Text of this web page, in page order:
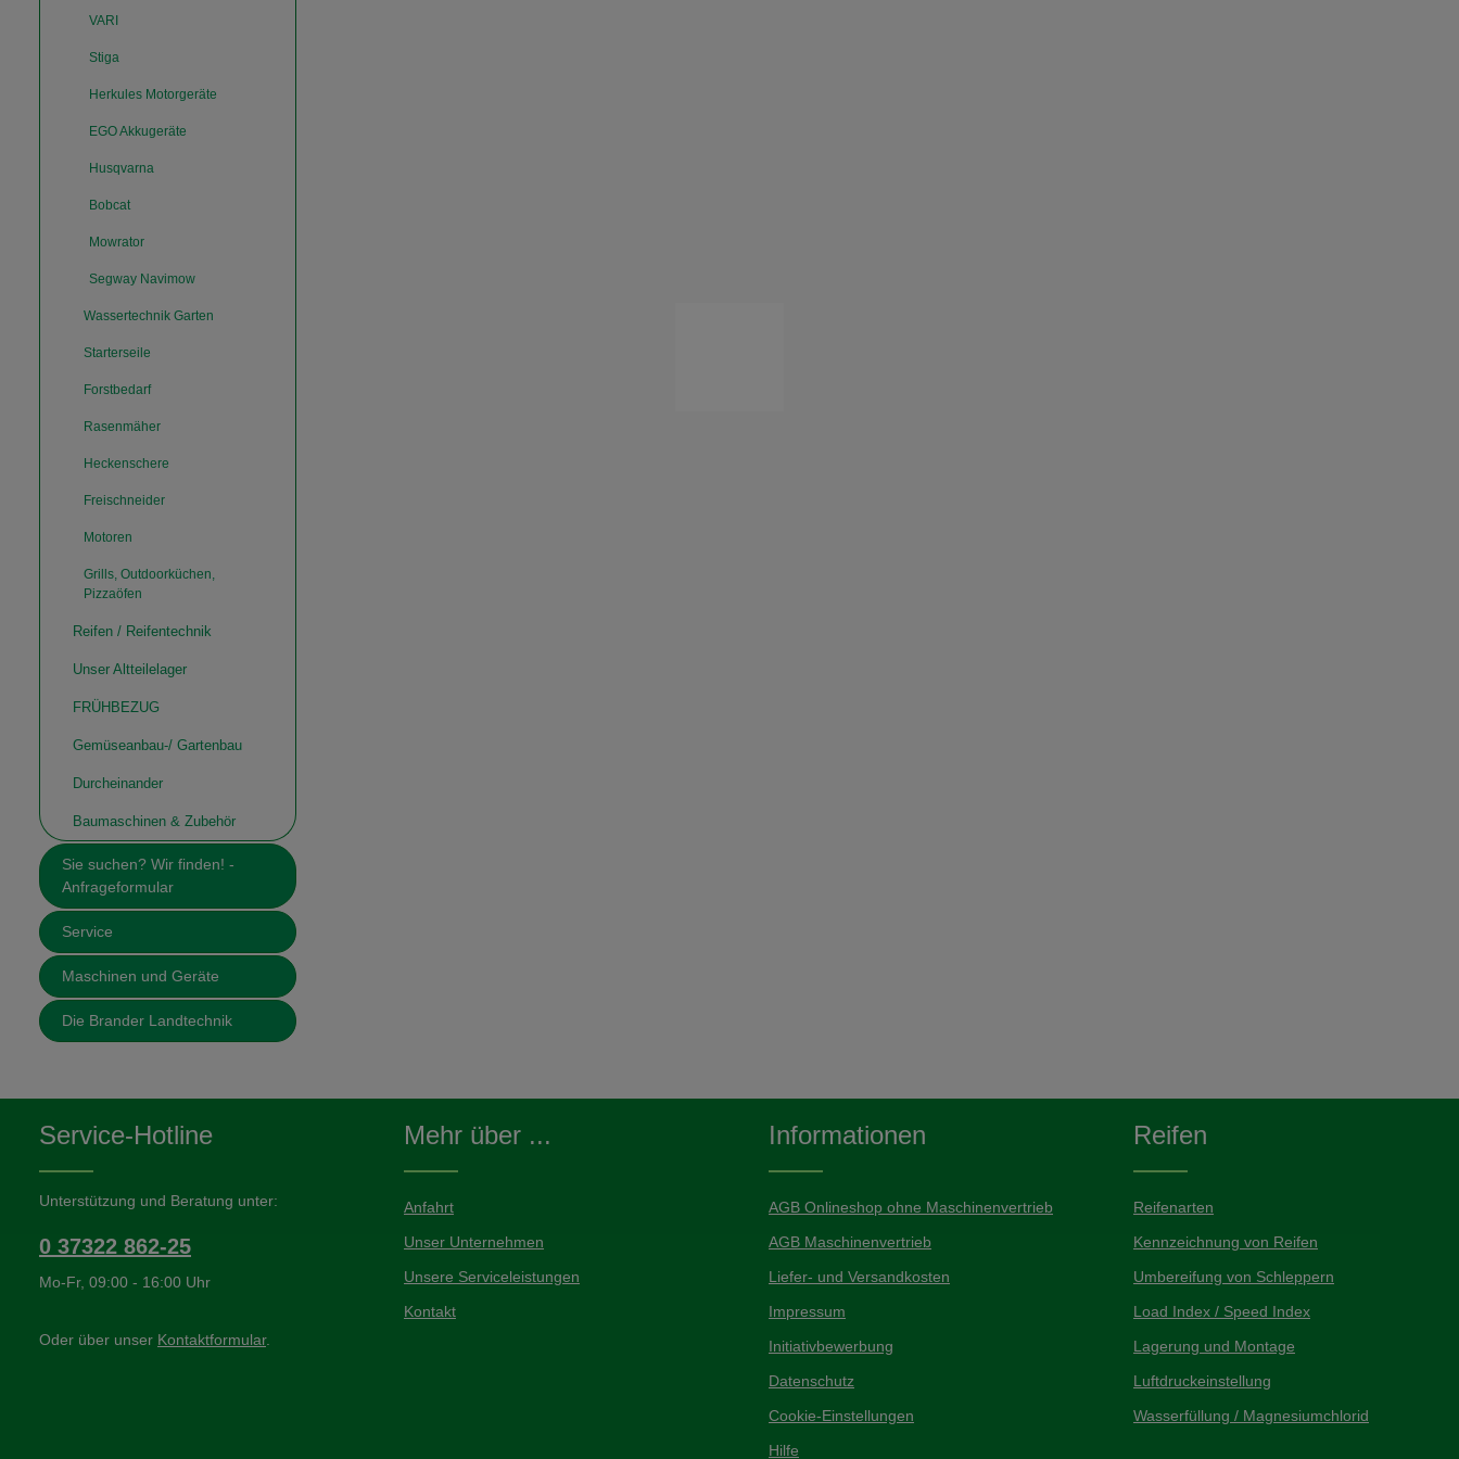
VARI
Stiga
Herkules Motorgeräte
EGO Akkugeräte
Husqvarna
Bobcat
Mowrator
Segway Navimow
Wassertechnik Garten
Starterseile
Forstbedarf
Rasenmäher
Heckenschere
Freischneider
Motoren
Grills, Outdoorküchen,
Pizzaöfen
Reifen / Reifentechnik
Unser Altteilelager
FRÜHBEZUG
Gemüseanbau-/ Gartenbau
Durcheinander
Baumaschinen & Zubehör
Sie suchen? Wir finden! -
Anfrageformular
Service
Maschinen und Geräte
Die Brander Landtechnik
Service-Hotline
Unterstützung und Beratung unter:
0 37322 862-25
Mo-Fr, 09:00 - 16:00 Uhr
Oder über unser Kontaktformular.
Mehr über ...
Anfahrt
Unser Unternehmen
Unsere Serviceleistungen
Kontakt
Informationen
AGB Onlineshop ohne Maschinenvertrieb
AGB Maschinenvertrieb
Liefer- und Versandkosten
Impressum
Initiativbewerbung
Datenschutz
Cookie-Einstellungen
Hilfe
Reifen
Reifenarten
Kennzeichnung von Reifen
Umbereifung von Schleppern
Load Index / Speed Index
Lagerung und Montage
Luftdruckeinstellung
Wasserfüllung / Magnesiumchlorid